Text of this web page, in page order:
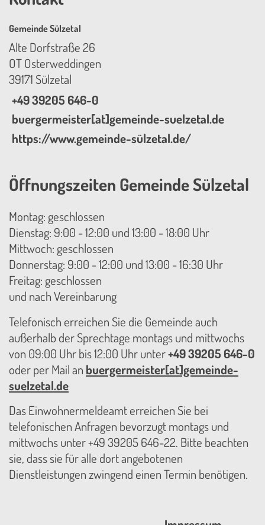
Gemeinde Sülzetal
Alte Dorfstraße 26
OT Osterweddingen
39171 Sülzetal
+49 39205 646-0
buergermeister[at]gemeinde-suelzetal.de
https://www.gemeinde-sülzetal.de/
Öffnungszeiten Gemeinde Sülzetal
Montag: geschlossen
Dienstag: 9:00 - 12:00 und 13:00 - 18:00 Uhr
Mittwoch: geschlossen
Donnerstag: 9:00 - 12:00 und 13:00 - 16:30 Uhr
Freitag: geschlossen
und nach Vereinbarung
Telefonisch erreichen Sie die Gemeinde auch
außerhalb der Sprechtage montags und mittwochs
von 09:00 Uhr bis 12:00 Uhr unter+49 39205 646-0
oder per Mail an buergermeister[at]gemeinde-
suelzetal.de
Das Einwohnermeldeamt erreichen Sie bei
telefonischen Anfragen bevorzugt montags und
mittwochs unter +49 39205 646-22. Bitte beachten
sie, dass sie für alle dort angebotenen
Dienstleistungen zwingend einen Termin benötigen.